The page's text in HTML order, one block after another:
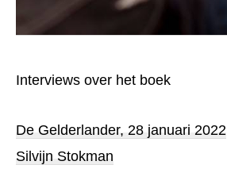
Interviews over het boek
De Gelderlander, 28 januari 2022
Silvijn Stokman